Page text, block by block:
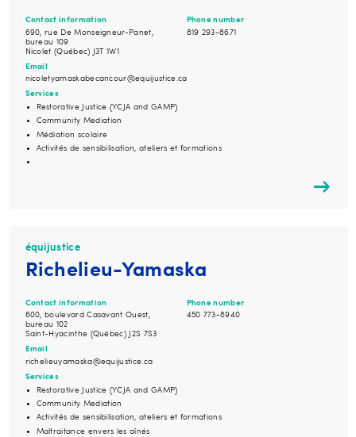
Contact information
690, rue De Monseigneur-Panet,
bureau 109
Nicolet (Québec) J3T 1W1
Phone number
819 293-8671
Email
nicoletyamaskabecancour@equijustice.ca
Services
Restorative Justice (YCJA and GAMP)
Community Mediation
Médiation scolaire
Activités de sensibilisation, ateliers et formations
équijustice
Richelieu-Yamaska
Contact information
600, boulevard Casavant Ouest,
bureau 102
Saint-Hyacinthe (Québec) J2S 7S3
Phone number
450 773-8940
Email
richelieuyamaska@equijustice.ca
Services
Restorative Justice (YCJA and GAMP)
Community Mediation
Activités de sensibilisation, ateliers et formations
Maltraitance envers les aînés